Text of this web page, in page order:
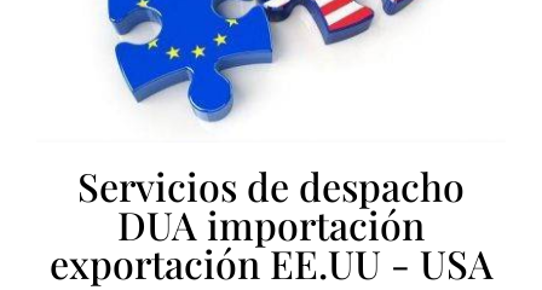
Servicios de despacho
DUA importación
exportación EE.UU - USA